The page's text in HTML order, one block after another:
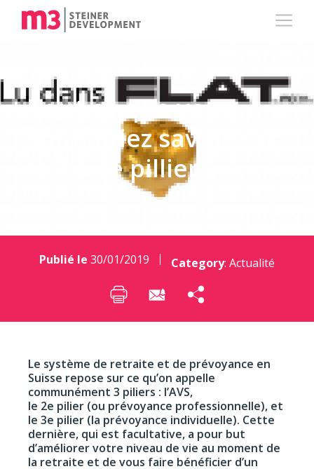
Tout ce que vous
souhaitiez savoir sur
le 3ème pillier
Publié le 30/01/2019 Category: Actualité
Le système de retraite et de prévoyance en
Suisse repose sur ce qu’on appelle
communément 3 piliers : l’AVS,
le 2e pilier (ou prévoyance professionnelle), et
le 3e pilier (la prévoyance individuelle). Cette
dernière, qui est facultative, a pour but
d’améliorer votre niveau de vie au moment de
la retraite et de vous faire bénéficier d’un